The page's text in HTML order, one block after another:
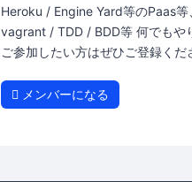
Heroku / Engine Yard等のPaas
vagrant / TDD / BDD等 何でもや
ご参加したい方はぜひご登録くだ
メンバーになる